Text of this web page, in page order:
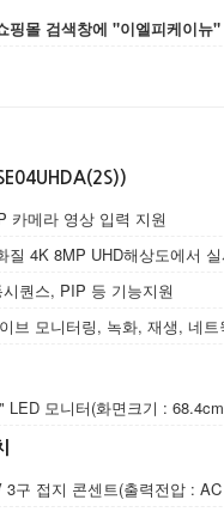
핑몰 검색창에 "이엘피케이
카메라 영상 입력 지원
질 4K 8MP UHD해상도에서
퀀스, PIP 등 기능지원
브 모니터링, 녹화, 재생, 네
LED 모니터(화면크기 :
3구 접지 콘센트(출력전압 :